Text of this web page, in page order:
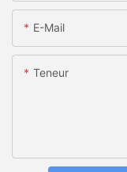
E-Mail
Teneur